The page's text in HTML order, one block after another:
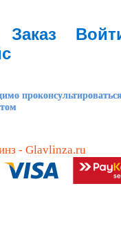
Заказ
- Glavlinza.ru